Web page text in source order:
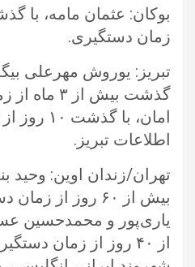
زمان دستگیری.‏
تبریز: یوروش مهرعلی
گذشت بیش از
امان، با
اطلاعات ‏تبریز.‏
تهران/زندان اوین: وحید
بیش از ۶۰ روز از
یاری‌پور و محمدحسین
از ‏‏۴۰ روز از زمان